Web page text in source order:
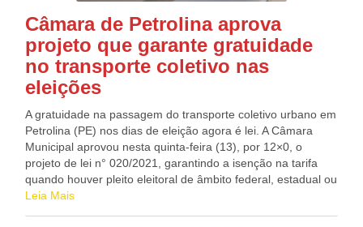
Câmara de Petrolina aprova
projeto que garante gratuidade
no transporte coletivo nas
eleições
A gratuidade na passagem do transporte coletivo urbano em
Petrolina (PE) nos dias de eleição agora é lei. A Câmara
Municipal aprovou nesta quinta-feira (13), por 12×0, o
projeto de lei n° 020/2021, garantindo a isenção na tarifa
quando houver pleito eleitoral de âmbito federal, estadual ou
municipal. A matéria foi proposta pelo Poder Executivo. O
Leia Mais